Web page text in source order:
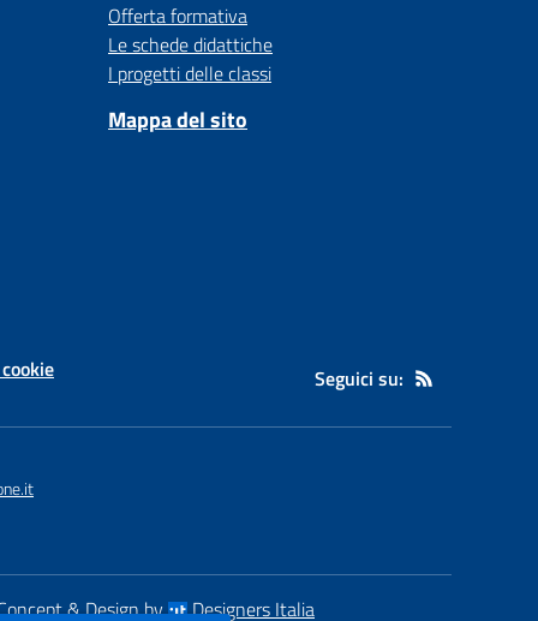
Offerta formativa
Le schede didattiche
I progetti delle classi
Mappa del sito
Seguici su:
& Design by Designers Italia